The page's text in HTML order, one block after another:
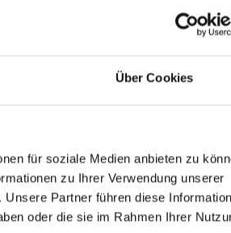
Über Cookies
für soziale Medien anbieten zu
zu Ihrer Verwendung unserer
Partner führen diese
oder die sie im Rahmen Ihrer
Part­ner
di­ve­
Kontakt
Knost
Fan­g­ort 25